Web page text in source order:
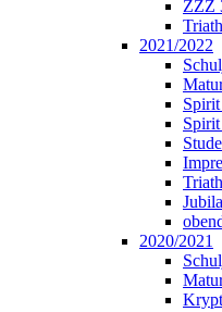
ZZZ
2021/2022
2020/2021